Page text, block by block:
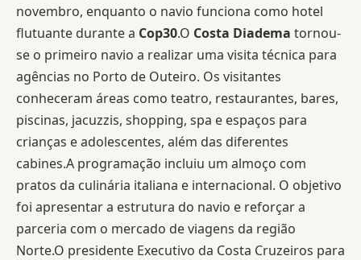
novembro, enquanto o navio funciona como hotel
flutuante durante a Cop30.O Costa Diadema tornou-
se o primeiro navio a realizar uma visita técnica para
agências no Porto de Outeiro. Os visitantes
conheceram áreas como teatro, restaurantes, bares,
piscinas, jacuzzis, shopping, spa e espaços para
crianças e adolescentes, além das diferentes
cabines.A programação incluiu um almoço com
pratos da culinária italiana e internacional. O objetivo
foi apresentar a estrutura do navio e reforçar a
parceria com o mercado de viagens da região
Norte.O presidente Executivo da Costa Cruzeiros para